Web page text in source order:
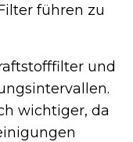
führen zu
und
wichtiger, da